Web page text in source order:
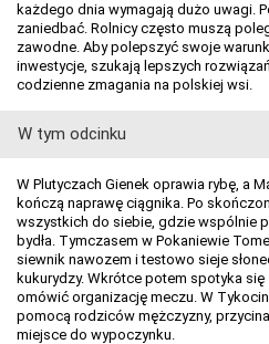
każdego dnia wymagają dużo uwagi.
zaniedbać. Rolnicy często muszą
zawodne. Aby polepszyć swoje
inwestycje, szukają lepszych
codzienne zmagania na polskiej wsi.
W tym odcinku
W Plutyczach Gienek oprawia rybę, a
kończą naprawę ciągnika. Po
wszystkich do siebie, gdzie wspólnie
bydła. Tymczasem w Pokaniewie
siewnik nawozem i testowo sieje
kukurydzy. Wkrótce potem spotyka
omówić organizację meczu. W
pomocą rodziców mężczyzny,
miejsce do wypoczynku.